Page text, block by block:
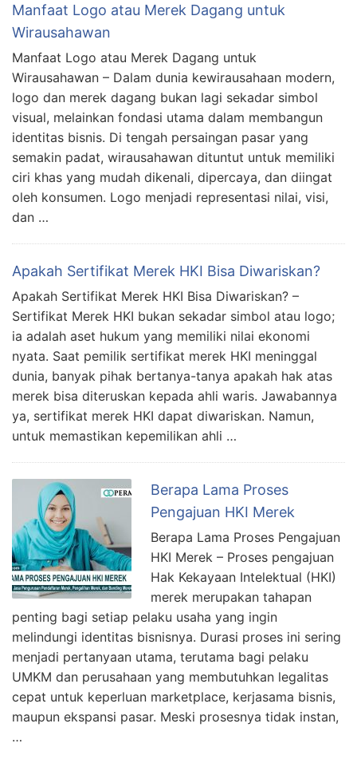
Manfaat Logo atau Merek Dagang untuk
Wirausahawan
Manfaat Logo atau Merek Dagang untuk
Wirausahawan – Dalam dunia kewirausahaan modern,
logo dan merek dagang bukan lagi sekadar simbol
visual, melainkan fondasi utama dalam membangun
identitas bisnis. Di tengah persaingan pasar yang
semakin padat, wirausahawan dituntut untuk memiliki
ciri khas yang mudah dikenali, dipercaya, dan diingat
oleh konsumen. Logo menjadi representasi nilai, visi,
dan …
Apakah Sertifikat Merek HKI Bisa Diwariskan?
Apakah Sertifikat Merek HKI Bisa Diwariskan? –
Sertifikat Merek HKI bukan sekadar simbol atau logo;
ia adalah aset hukum yang memiliki nilai ekonomi
nyata. Saat pemilik sertifikat merek HKI meninggal
dunia, banyak pihak bertanya-tanya apakah hak atas
merek bisa diteruskan kepada ahli waris. Jawabannya
ya, sertifikat merek HKI dapat diwariskan. Namun,
untuk memastikan kepemilikan ahli …
Berapa Lama Proses
Pengajuan HKI Merek
Berapa Lama Proses Pengajuan
HKI Merek – Proses pengajuan
Hak Kekayaan Intelektual (HKI)
merek merupakan tahapan
penting bagi setiap pelaku usaha yang ingin
melindungi identitas bisnisnya. Durasi proses ini sering
menjadi pertanyaan utama, terutama bagi pelaku
UMKM dan perusahaan yang membutuhkan legalitas
cepat untuk keperluan marketplace, kerjasama bisnis,
maupun ekspansi pasar. Meski prosesnya tidak instan,
…